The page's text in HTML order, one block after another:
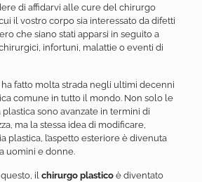
di affidarvi alle cure del chirurgo
il vostro corpo sia interessato da difetti
che siano stati apparsi in seguito a
infortuni, malattie o eventi di
fatto molta strada negli ultimi decenni
comune in tutto il mondo. Non solo le
sono avanzate in termini di
ma la stessa idea di modificare,
plastica, l’aspetto esteriore è divenuta
uomini e donne.
il chirurgo plasticoè diventato